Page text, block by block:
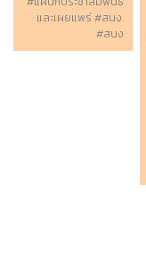
และเผยแพร่ #สนง.
#สนง